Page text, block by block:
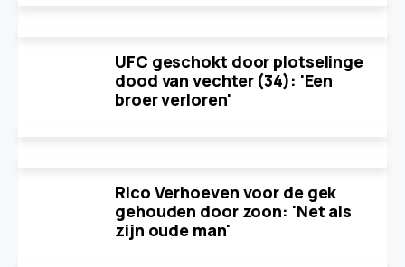
UFC geschokt door plotselinge
dood van vechter (34): 'Een
broer verloren'
Rico Verhoeven voor de gek
gehouden door zoon: 'Net als
zijn oude man'